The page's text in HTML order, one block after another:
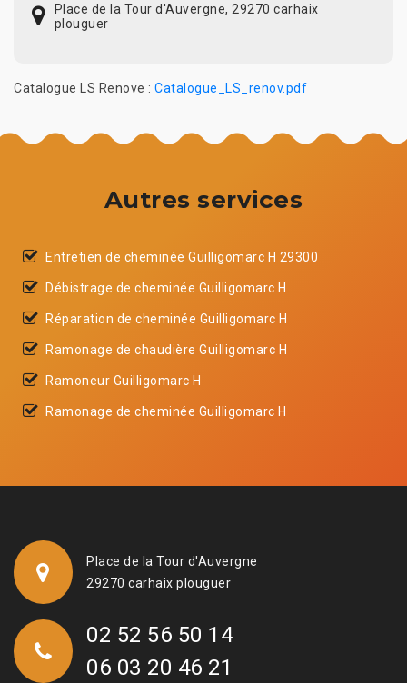
Place de la Tour d'Auvergne, 29270 carhaix
plouguer
Catalogue LS Renove : Catalogue_LS_renov.pdf
Autres services
Entretien de cheminée Guilligomarc H 29300
Débistrage de cheminée Guilligomarc H
Réparation de cheminée Guilligomarc H
Ramonage de chaudière Guilligomarc H
Ramoneur Guilligomarc H
Ramonage de cheminée Guilligomarc H
Place de la Tour d'Auvergne
29270 carhaix plouguer
02 52 56 50 14
06 03 20 46 21